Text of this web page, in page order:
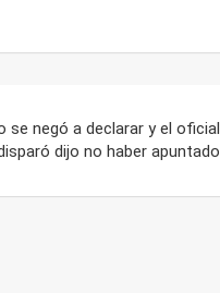
se negó a declarar y el oficial
dijo no haber apuntado